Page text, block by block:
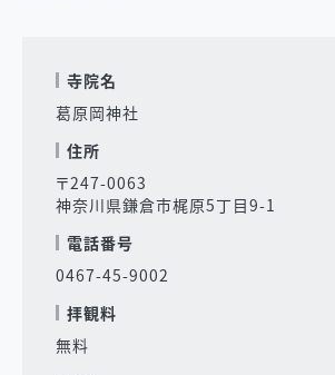
寺院名
葛原岡神社
住所
〒247-0063
神奈川県鎌倉市梶原5丁目9-1
電話番号
0467-45-9002
拝観料
無料